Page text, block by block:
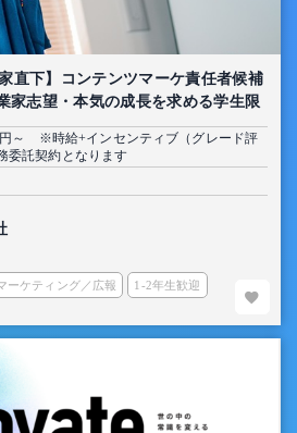
直下】コンテンツマーケ責任者候補
家志望・本気の成長を求める学生限
円～ ※時給+インセンティブ（グレード評
委託契約となります
ーケティング／広報 1-2年生歓迎